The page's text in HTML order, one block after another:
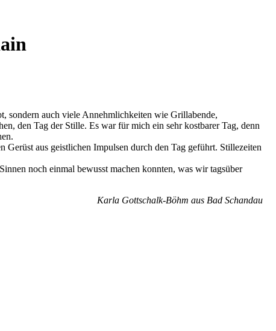
sondern auch viele Annehmlichkeiten wie Grillabende,
den Tag der Stille. Es war für mich ein sehr kostbarer Tag, denn
aus geistlichen Impulsen durch den Tag geführt. Stillezeiten
noch einmal bewusst machen konnten, was wir tagsüber
Karla Gottschalk-Böhm aus Bad Schandau